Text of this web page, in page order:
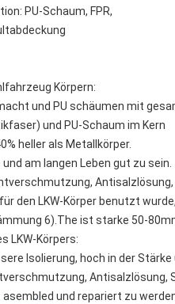
PU-Schaum, FPR,
Körpern:
und PU schäumen mit
und PU-Schaum im Kern
heller als Metallkörper.
am langen Leben gut zu sein.
den LKW-Körper benutzt
6).The ist starke 50-
LKW-Körpers:
Isolierung, hoch in der
Antisalzlösung,
und repariert zu